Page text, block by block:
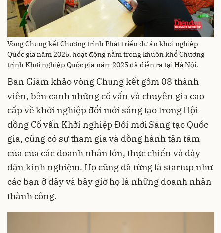
Vòng Chung kết Chương trình Phát triển dự án khởi nghiệp
Quốc gia năm 2025, hoạt động nằm trong khuôn khổ Chương
trình Khởi nghiệp Quốc gia năm 2025 đã diễn ra tại Hà Nội.
Ban Giám khảo vòng Chung kết gồm 08 thành
viên, bên cạnh những cố vấn và chuyên gia cao
cấp về khởi nghiệp đổi mới sáng tạo trong Hội
đồng Cố vấn Khởi nghiệp Đổi mới Sáng tạo Quốc
gia, cũng có sự tham gia và đồng hành tận tâm
của của các doanh nhân lớn, thực chiến và dày
dặn kinh nghiệm. Họ cũng đã từng là startup như
các bạn ở đây và bây giờ họ là những doanh nhân
thành công.